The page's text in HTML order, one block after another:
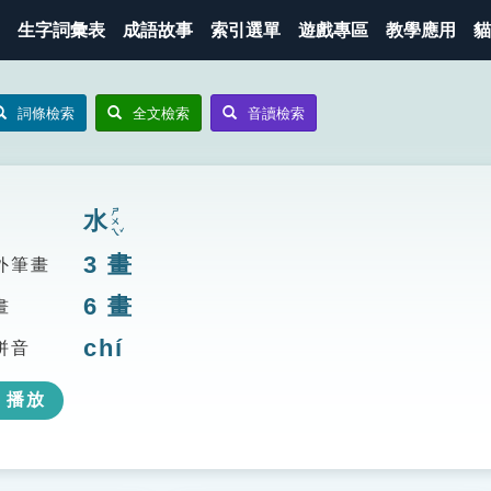
生字詞彙表 成語故事 索引選單 遊戲專區 教學應用
詞條檢索 全文檢索 音讀檢索
水ㄕㄨㄟˇ
筆畫 3 畫
6 畫
音 chí
播放